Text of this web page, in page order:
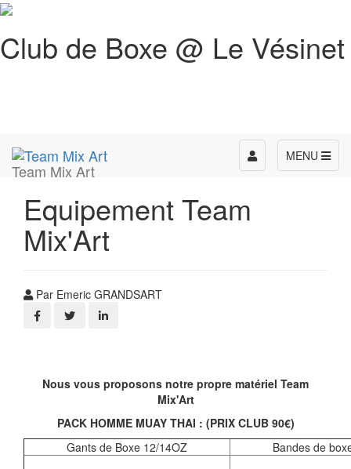
Club de Boxe @ Le Vésinet
Team Mix Art
MENU
Toggle
navigation
Equipement Team
Mix'Art
Par Emeric GRANDSART
Nous vous proposons notre propre matériel Team
Mix'Art
PACK HOMME MUAY THAI : (PRIX CLUB 90€)
Gants de Boxe 12/14OZ
Bandes de